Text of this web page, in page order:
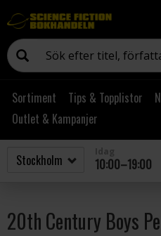
Sortiment Tips & Topplistor
Outlet & Kampanjer
10:00–19:00
20th Century Boys